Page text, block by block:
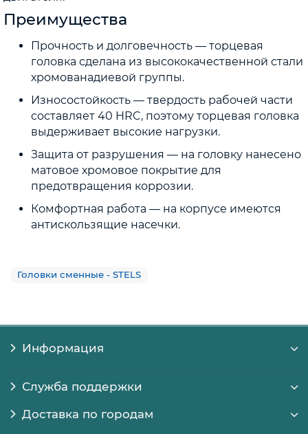
Преимущества
Прочность и долговечность — торцевая
головка сделана из высококачественной стали
хромованадиевой группы.
Износостойкость — твердость рабочей части
составляет 40 HRC, поэтому торцевая головка
выдерживает высокие нагрузки.
Защита от разрушения — на головку нанесено
матовое хромовое покрытие для
предотвращения коррозии.
Комфортная работа — на корпусе имеются
антискользящие насечки.
Головки сменные - STELS
Информация
Служба поддержки
Доставка по городам